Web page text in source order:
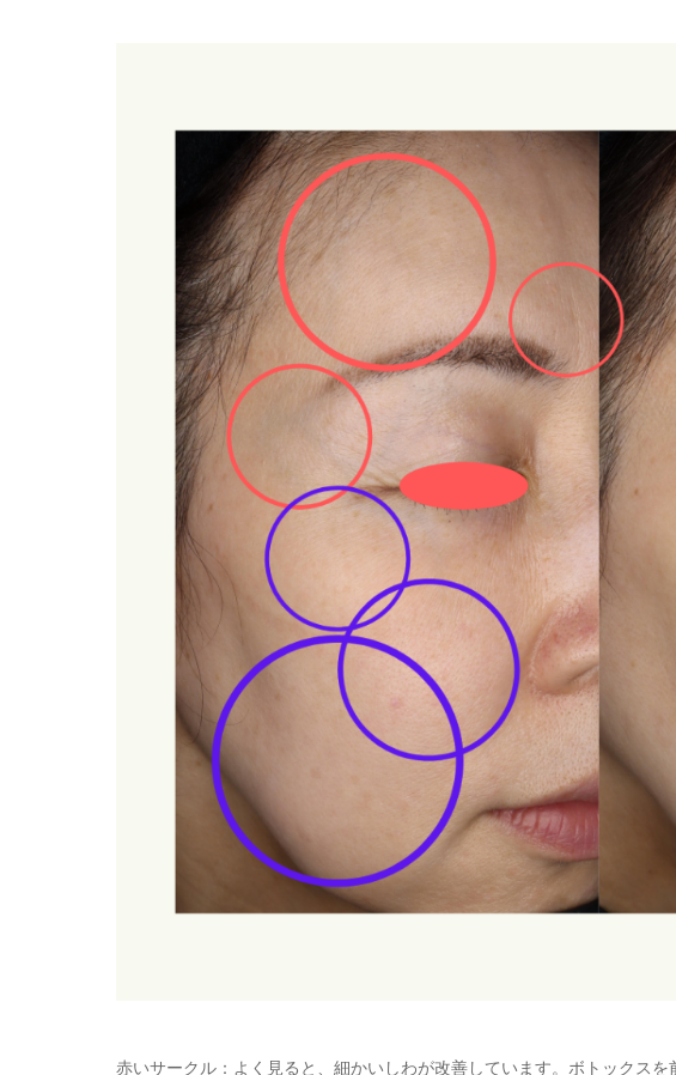
赤いサークル：よく見ると、細かいしわが改善しています。ボトックスを